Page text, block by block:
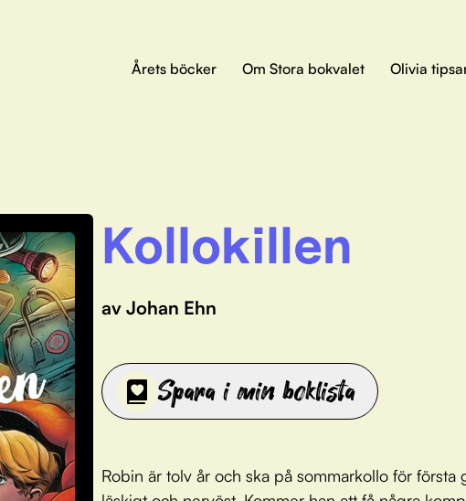
Årets böcker Om Stora bokvalet Olivia
Kollokillen
av Johan Ehn
Spara i min boklista
Robin är tolv år och ska på sommarkollo för första